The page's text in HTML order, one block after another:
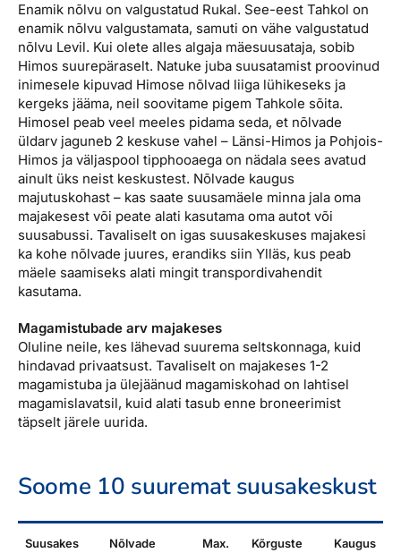
Enamik nõlvu on valgustatud Rukal. See-eest Tahkol on
enamik nõlvu valgustamata, samuti on vähe valgustatud
nõlvu Levil. Kui olete alles algaja mäesuusataja, sobib
Himos suurepäraselt. Natuke juba suusatamist proovinud
inimesele kipuvad Himose nõlvad liiga lühikeseks ja
kergeks jääma, neil soovitame pigem Tahkole sõita.
Himosel peab veel meeles pidama seda, et nõlvade
üldarv jaguneb 2 keskuse vahel – Länsi-Himos ja Pohjois-
Himos ja väljaspool tipphooaega on nädala sees avatud
ainult üks neist keskustest. Nõlvade kaugus
majutuskohast – kas saate suusamäele minna jala oma
majakesest või peate alati kasutama oma autot või
suusabussi. Tavaliselt on igas suusakeskuses majakesi
ka kohe nõlvade juures, erandiks siin Ylläs, kus peab
mäele saamiseks alati mingit transpordivahendit
kasutama.
Magamistubade arv majakeses
Oluline neile, kes lähevad suurema seltskonnaga, kuid
hindavad privaatsust. Tavaliselt on majakeses 1-2
magamistuba ja ülejäänud magamiskohad on lahtisel
magamislavatsil, kuid alati tasub enne broneerimist
täpselt järele uurida.
Soome 10 suuremat suusakeskust
Suusakes
Nõlvade
Max.
Kõrguste
Kaugus